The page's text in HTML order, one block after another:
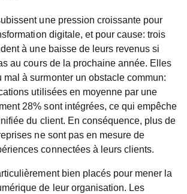
une pression croissante pour
digitale, et pour cause: trois
à une baisse de leurs revenus si
au cours de la prochaine année. Elles
mal à surmonter un obstacle commun:
utilisées en moyenne par une
28% sont intégrées, ce qui empêche
du client. En conséquence, plus de
ne sont pas en mesure de
connectées à leurs clients.
bien placés pour mener la
de leur organisation. Les